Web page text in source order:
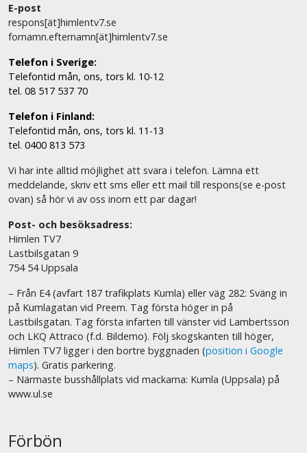
E-post
respons[ät]himlentv7.se
fornamn.efternamn[ät]himlentv7.se
Telefon i Sverige:
Telefontid mån, ons, tors kl. 10-12
tel. 08 517 537 70
Telefon i Finland:
Telefontid mån, ons, tors kl. 11-13
tel. 0400 813 573
Vi har inte alltid möjlighet att svara i telefon. Lämna ett
meddelande, skriv ett sms eller ett mail till respons(se e-post
ovan) så hör vi av oss inom ett par dagar!
Post- och besöksadress:
Himlen TV7
Lastbilsgatan 9
754 54 Uppsala
– Från E4 (avfart 187 trafikplats Kumla) eller väg 282: Sväng in
på Kumlagatan vid Preem. Tag första höger in på
Lastbilsgatan. Tag första infarten till vänster vid Lambertsson
och LKQ Attraco (f.d. Bildemo). Följ skogskanten till höger,
Himlen TV7 ligger i den bortre byggnaden (position i Google
maps). Gratis parkering.
– Närmaste busshållplats vid mackarna: Kumla (Uppsala) på
www.ul.se
Förbön